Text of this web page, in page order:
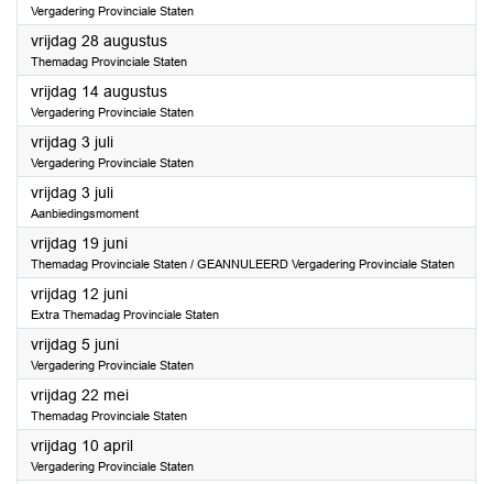
Vergadering Provinciale Staten
vrijdag 28 augustus2026
Themadag Provinciale Staten
vrijdag 14 augustus2026
Vergadering Provinciale Staten
vrijdag 3 juli2026
Vergadering Provinciale Staten
vrijdag 3 juli2026
Aanbiedingsmoment
vrijdag 19 juni2026
Themadag Provinciale Staten / GEANNULEERD Vergadering Provinciale Staten
vrijdag 12 juni2026
Extra Themadag Provinciale Staten
vrijdag 5 juni2026
Vergadering Provinciale Staten
vrijdag 22 mei2026
Themadag Provinciale Staten
vrijdag 10 april2026
Vergadering Provinciale Staten